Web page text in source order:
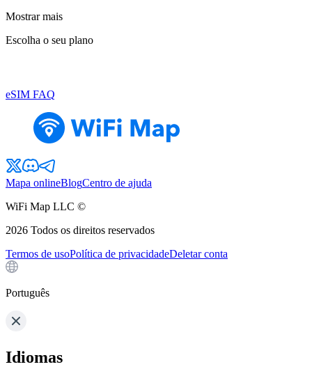
Mostrar mais
Escolha o seu plano
eSIM FAQ
Mapa onlineBlogCentro de ajuda
WiFi Map LLC ©
2026 Todos os direitos reservados
Termos de usoPolítica de privacidadeDeletar conta
Português
Idiomas